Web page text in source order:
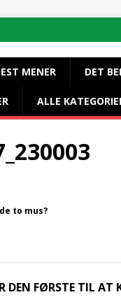
MENER DET
ALLE
to mus?
DEN FØRSTE TIL AT